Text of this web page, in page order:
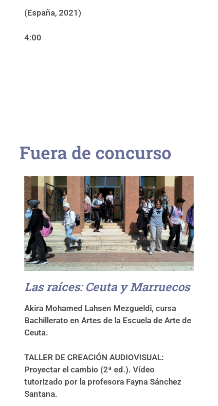
(España, 2021)
4:00
Fuera de concurso
Las raíces: Ceuta y Marruecos
Akira Mohamed Lahsen Mezgueldi, cursa
Bachillerato en Artes de la Escuela de Arte de
Ceuta.
TALLER DE CREACIÓN AUDIOVISUAL:
Proyectar el cambio (2ª ed.). Vídeo
tutorizado por la profesora Fayna Sánchez
Santana.